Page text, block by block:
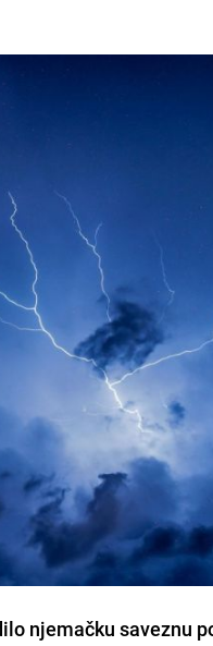
njemačku saveznu